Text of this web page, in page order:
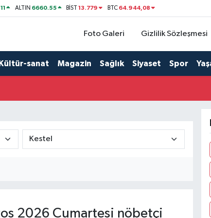
ALTIN 6660.55 BİST13.779 BTC 64.944,08
Foto Galeri Gizlilik Sözleşmesi
Kültür-sanat Magazin Sağlık Siyaset Spor
2026 Cumartesi nöbetçi